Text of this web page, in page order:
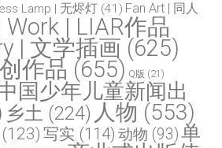
Lamp | 无烬灯 (41) Fan Art | 同人
Work | LIAR作品
| 文学插画 (625)
作品 (655) Q版 (21)
国少年儿童新闻出
乡土 (224) 人物 (553)
(123) 写实 (114) 动物 (93)单